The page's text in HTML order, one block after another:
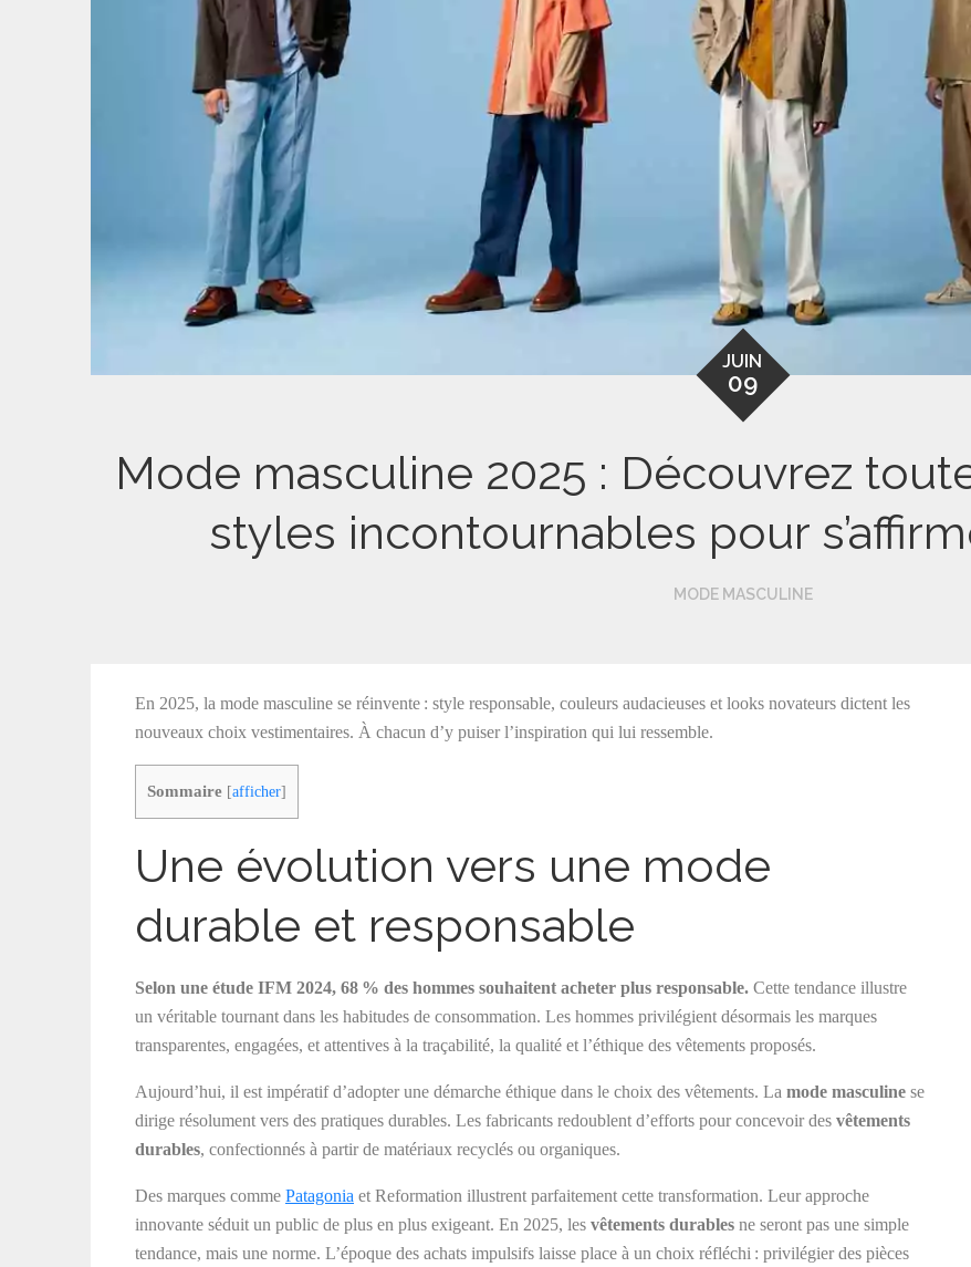
JUIN
09
Mode masculine 2025 : Découvrez
styles incontournables pour
MODE MASCULINE
En 2025, la mode masculine se réinvente : style responsable, couleurs audacieuses et looks novateurs dictent les
nouveaux choix vestimentaires. À chacun d’y puiser l’inspiration qui lui ressemble.
Sommaire [afficher]
Une évolution vers une mode
durable et responsable
Selon une étude IFM 2024, 68 % des hommes souhaitent acheter plus responsable. Cette tendance illustre
un véritable tournant dans les habitudes de consommation. Les hommes privilégient désormais les marques
transparentes, engagées, et attentives à la traçabilité, la qualité et l’éthique des vêtements proposés.
Aujourd’hui, il est impératif d’adopter une démarche éthique dans le choix des vêtements. La mode masculine se
dirige résolument vers des pratiques durables. Les fabricants redoublent d’efforts pour concevoir des vêtements
durables, confectionnés à partir de matériaux recyclés ou organiques.
Des marques comme Patagonia et Reformation illustrent parfaitement cette transformation. Leur approche
innovante séduit un public de plus en plus exigeant. En 2025, les vêtements durables ne seront pas une simple
tendance, mais une norme. L’époque des achats impulsifs laisse place à un choix réfléchi : privilégier des pièces